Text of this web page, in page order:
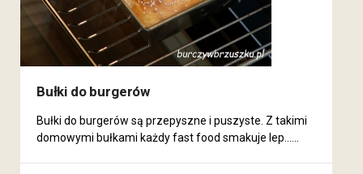
Bułki do burgerów
Bułki do burgerów są przepyszne i puszyste. Z takimi
domowymi bułkami każdy fast food smakuje lep......